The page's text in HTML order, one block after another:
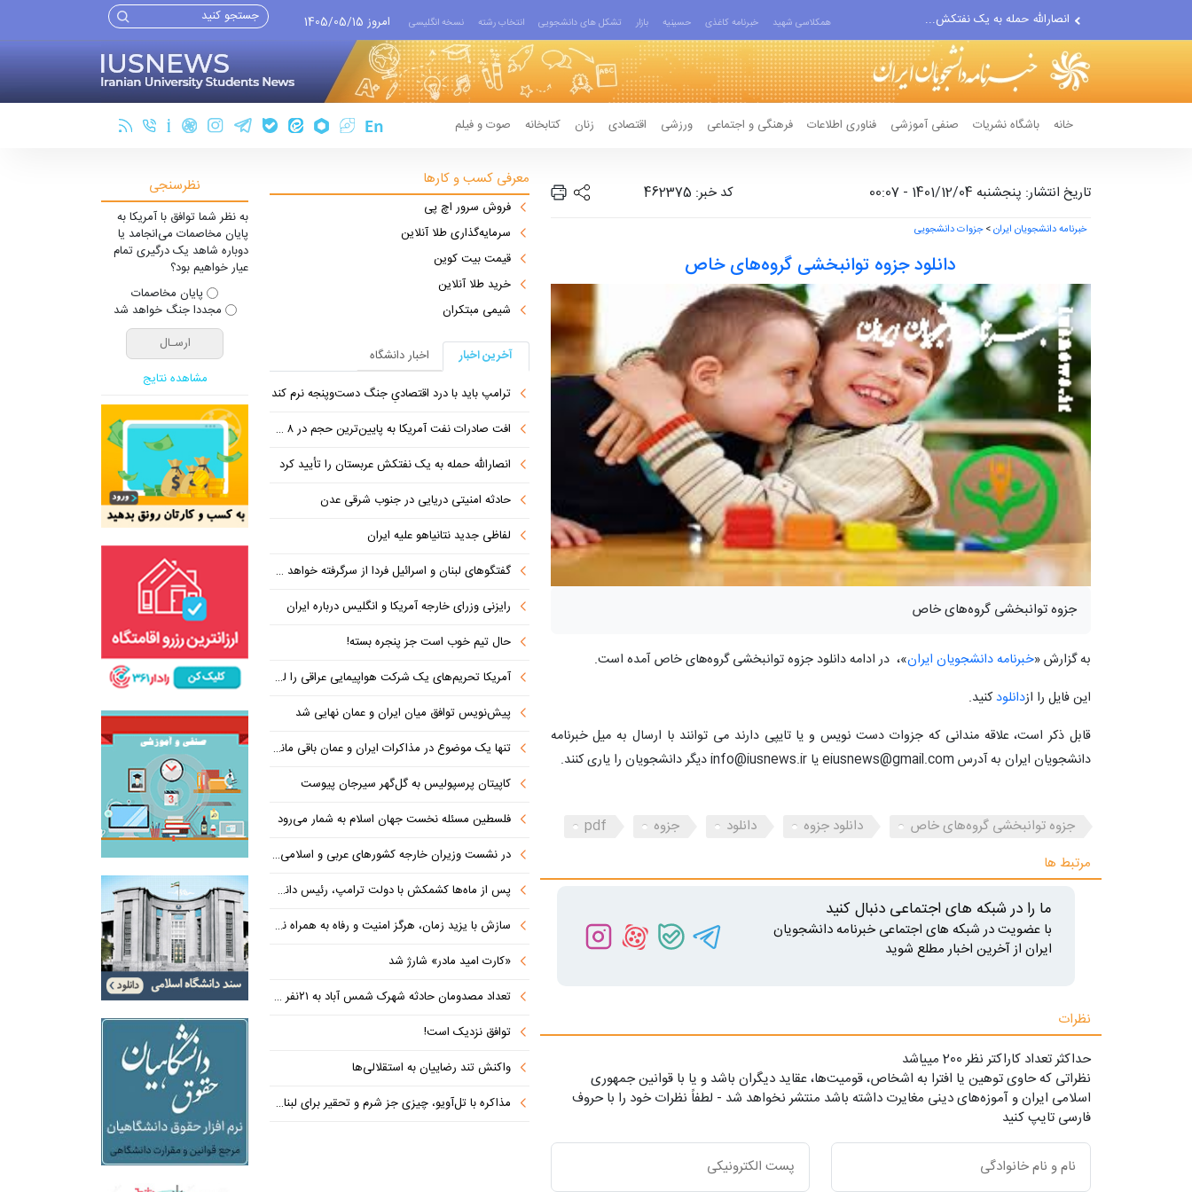
حادثه امنیتی دریایی در جنوب...
لفاظی جدید نتانیاهو علیه ایران
همکلاسی شهید خبرنامه کاغذی حسینیه بازار تشکل های دانشجویی انتخاب رشته نسخه انگلیسی امروز 1405/05/15
خانه باشگاه نشریات صنفی آموزشی فناوری اطلاعات فرهنگی و اجتماعی ورزشی اقتصادی زنان کتابخانه صوت و فیلم
تاریخ انتشار: پنجشنبه 1401/12/04 - 00:07 کد خبر: 462375
خبرنامه دانشجویان ایران>جزوات دانشجویی
دانلود جزوه توانبخشی گروه‌های خاص
جزوه توانبخشی گروه‌های خاص
به گزارش «خبرنامه دانشجویان ایران»، در ادامه دانلود جزوه توانبخشی گروه‌های خاص آمده است.
این فایل را ازدانلودکنید.
قابل ذکر است، علاقه مندانی که جزوات دست نویس و یا تایپی دارند می توانند با ارسال به میل خبرنامه
دانشجویان ایران به آدرس eiusnews@gmail.com یا info@iusnews.ir دیگر دانشجویان را یاری کنند.
جزوه توانبخشی گروه‌های خاص دانلود جزوه دانلود جزوه
pdf
مرتبط ها
ما را در شبکه های اجتماعی دنبال کنید
با عضویت در شبکه های اجتماعی خبرنامه دانشجویان
ایران از آخرین اخبار مطلع شوید
نظرات
حداکثر تعداد کاراکتر نظر 200 ميياشد
نظراتی که حاوی توهین یا افترا به اشخاص، قومیت‌ها، عقاید دیگران باشد و یا با قوانین جمهوری
اسلامی ایران و آموزه‌های دینی مغایرت داشته باشد منتشر نخواهد شد - لطفاً نظرات خود را با حروف
فارسی تایپ کنید
معرفی کسب و کارها
فروش سرور اچ پی
سرمایه‌گذاری طلا آنلاین
قیمت بیت کوین
خرید طلا آنلاین
شیمی مبتکران
آخرین اخبار
اخبار دانشگاه
ترامپ باید با درد اقتصادیِ جنگ دست‌و‌پنجه نرم کند
افت صادرات نفت آمریکا به پایین‌ترین حجم در ۸ ماه اخیر
انصارالله حمله به یک نفتکش عربستان را تأیید کرد
حادثه امنیتی دریایی در جنوب شرقی عدن
لفاظی جدید نتانیاهو علیه ایران
گفتگوهای لبنان و اسرائیل فردا از سرگرفته خواهد شد!
رایزنی وزرای خارجه آمریکا و انگلیس درباره ایران
حال تیم خوب است جز پنجره بسته!
آمریکا تحریم‌های یک شرکت هواپیمایی عراقی را لغو کرد
پیش‌نویس توافق میان ایران و عمان نهایی شد
تنها یک موضوع در مذاکرات ایران و عمان باقی مانده است
کاپیتان پرسپولیس به گل‌گهر سیرجان پیوست
فلسطین مسئله نخست جهان اسلام به شمار می‌رود
در نشست وزیران خارجه کشورهای عربی و اسلامی در امان چه گذشت؟
پس از ماه‌ها کشمکش با دولت ترامپ، رئیس دانشگاه براون کنار می‌رود
سازش با یزید زمان، هرگز امنیت و رفاه به همراه نداشته است
«کارت امید مادر» شارژ شد
تعداد مصدومان حادثه شهرک شمس آباد به ۲۱نفر رسید
توافق نزدیک است!
واکنش تند رضاییان به استقلالی‌ها
مذاکره با تل‌آویو، چیزی جز شرم و تحقیر برای لبنان ندارد
نظرسنجی
به نظر شما توافق با آمریکا به
پایان مخاصمات می‌انجامد یا
دوباره شاهد یک درگیری تمام
عیار خواهیم بود؟
پایان مخاصمات
مجددا جنگ خواهد شد
مشاهده نتایج